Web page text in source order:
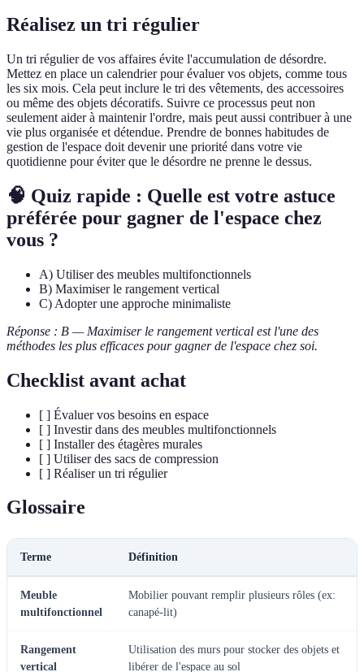
Réalisez un tri régulier
Un tri régulier de vos affaires évite l'accumulation de désordre.
Mettez en place un calendrier pour évaluer vos objets, comme tous
les six mois. Cela peut inclure le tri des vêtements, des accessoires
ou même des objets décoratifs. Suivre ce processus peut non
seulement aider à maintenir l'ordre, mais peut aussi contribuer à une
vie plus organisée et détendue. Prendre de bonnes habitudes de
gestion de l'espace doit devenir une priorité dans votre vie
quotidienne pour éviter que le désordre ne prenne le dessus.
🧠 Quiz rapide : Quelle est votre astuce
préférée pour gagner de l'espace chez
vous ?
A) Utiliser des meubles multifonctionnels
B) Maximiser le rangement vertical
C) Adopter une approche minimaliste
Réponse : B — Maximiser le rangement vertical est l'une des
méthodes les plus efficaces pour gagner de l'espace chez soi.
Checklist avant achat
[ ] Évaluer vos besoins en espace
[ ] Investir dans des meubles multifonctionnels
[ ] Installer des étagères murales
[ ] Utiliser des sacs de compression
[ ] Réaliser un tri régulier
Glossaire
Terme Définition
Meuble
multifonctionnel
Mobilier pouvant remplir plusieurs rôles (ex:
canapé-lit)
Rangement
vertical
Utilisation des murs pour stocker des objets et
libérer de l'espace au sol